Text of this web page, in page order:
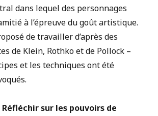
dans lequel des personnages
à l’épreuve du goût artistique.
de travailler d’après des
de Klein, Rothko et de Pollock –
et les techniques ont été
Réfléchir sur les pouvoirs de